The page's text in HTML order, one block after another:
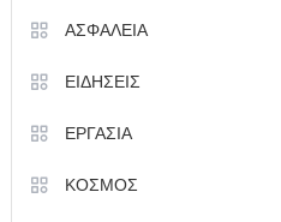
ΑΣΦΑΛΕΙΑ
ΕΙΔΗΣΕΙΣ
ΕΡΓΑΣΙΑ
ΚΟΣΜΟΣ